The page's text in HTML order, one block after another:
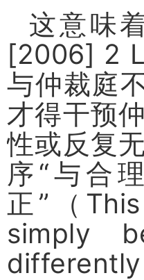
这意味
[2006] 2
与仲裁庭
才得干预
性或反复
序“与合
正 ” （
simply